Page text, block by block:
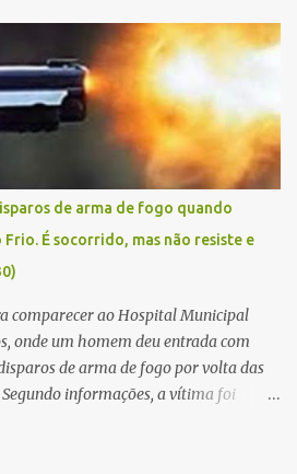
dos detidos é policial civil e este foi
tiros . Na ocorrência, três armas,
foram apreendidas. O homem
Claudio Bastos, conhecido no meio
de arma de fogo quando
Frio. É socorrido, mas não resiste e
comparecer ao Hospital Municipal
onde um homem deu entrada com
de arma de fogo por volta das
informações, a vítima foi